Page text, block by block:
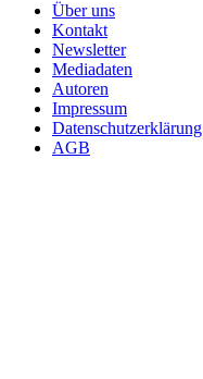
Über uns
Kontakt
Newsletter
Mediadaten
Autoren
Impressum
Datenschutzerklärung
AGB